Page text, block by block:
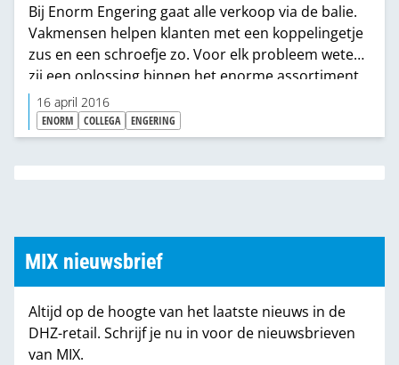
Bij Enorm Engering gaat alle verkoop via de balie.
Vakmensen helpen klanten met een koppelingetje
zus en een schroefje zo. Voor elk probleem weten
zij een oplossing binnen het enorme assortiment
van deze ijzerwaren-speciaalzaak. “Deze werkwijze
kost meer mankracht, maar bezorgt ons een
unieke positie.”
16 april 2016
ENORM COLLEGA ENGERING
MIX nieuwsbrief
Altijd op de hoogte van het laatste nieuws in de
DHZ-retail. Schrijf je nu in voor de nieuwsbrieven
van MIX.